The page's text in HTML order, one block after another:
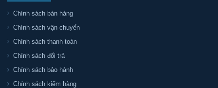
Chính sách bán hàng
Chính sách vận chuyển
Chính sách thanh toán
Chính sách đổi trả
Chính sách bảo hành
Chính sách kiểm hàng